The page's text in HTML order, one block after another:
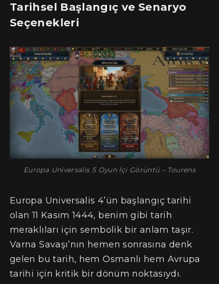
Tarihsel Başlangıç ve Senaryo
Seçenekleri
Europa Universalis 5 Oyun İçi Görüntü – Tourens
Europa Universalis 4’ün başlangıç tarihi
olan 11 Kasım 1444, benim gibi tarih
meraklıları için sembolik bir anlam taşır.
Varna Savaşı’nın hemen sonrasına denk
gelen bu tarih, hem Osmanlı hem Avrupa
tarihi için kritik bir dönüm noktasıydı.